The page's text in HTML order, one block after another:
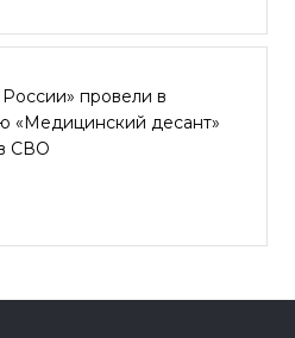
провели в
«Медицинский десант»
СВО